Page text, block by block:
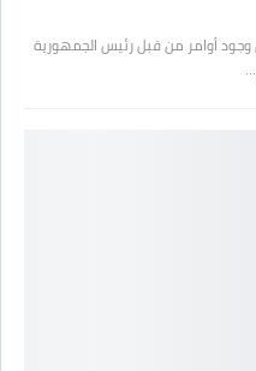
أوامر من قبل رئيس الجمهورية